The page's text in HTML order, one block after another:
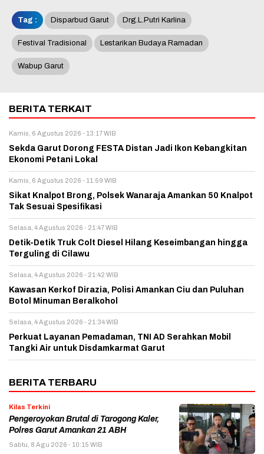
Tag : Disparbud Garut Drg.L.Putri Karlina
Festival Tradisional Lestarikan Budaya Ramadan
Wabup Garut
BERITA TERKAIT
Kamis, 6 Agustus 2026 - 13:17 WIB
Sekda Garut Dorong FESTA Distan Jadi Ikon Kebangkitan
Ekonomi Petani Lokal
Kamis, 6 Agustus 2026 - 11:59 WIB
Sikat Knalpot Brong, Polsek Wanaraja Amankan 50 Knalpot
Tak Sesuai Spesifikasi
Selasa, 4 Agustus 2026 - 21:47 WIB
Detik-Detik Truk Colt Diesel Hilang Keseimbangan hingga
Terguling di Cilawu
Selasa, 4 Agustus 2026 - 21:42 WIB
Kawasan Kerkof Dirazia, Polisi Amankan Ciu dan Puluhan
Botol Minuman Beralkohol
Selasa, 4 Agustus 2026 - 21:34 WIB
Perkuat Layanan Pemadaman, TNI AD Serahkan Mobil
Tangki Air untuk Disdamkarmat Garut
BERITA TERBARU
Kilas Terkini
Pengeroyokan Brutal di Tarogong Kaler,
Polres Garut Amankan 21 ABH
Sabtu, 8 Agu 2026 - 10:15 WIB